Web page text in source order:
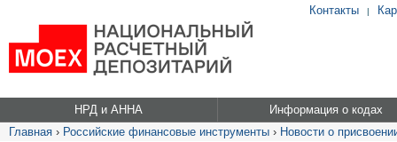
Контакты |
НРД и АННА
Информация о кодах
Главная › Российские финансовые инструменты › Новости о